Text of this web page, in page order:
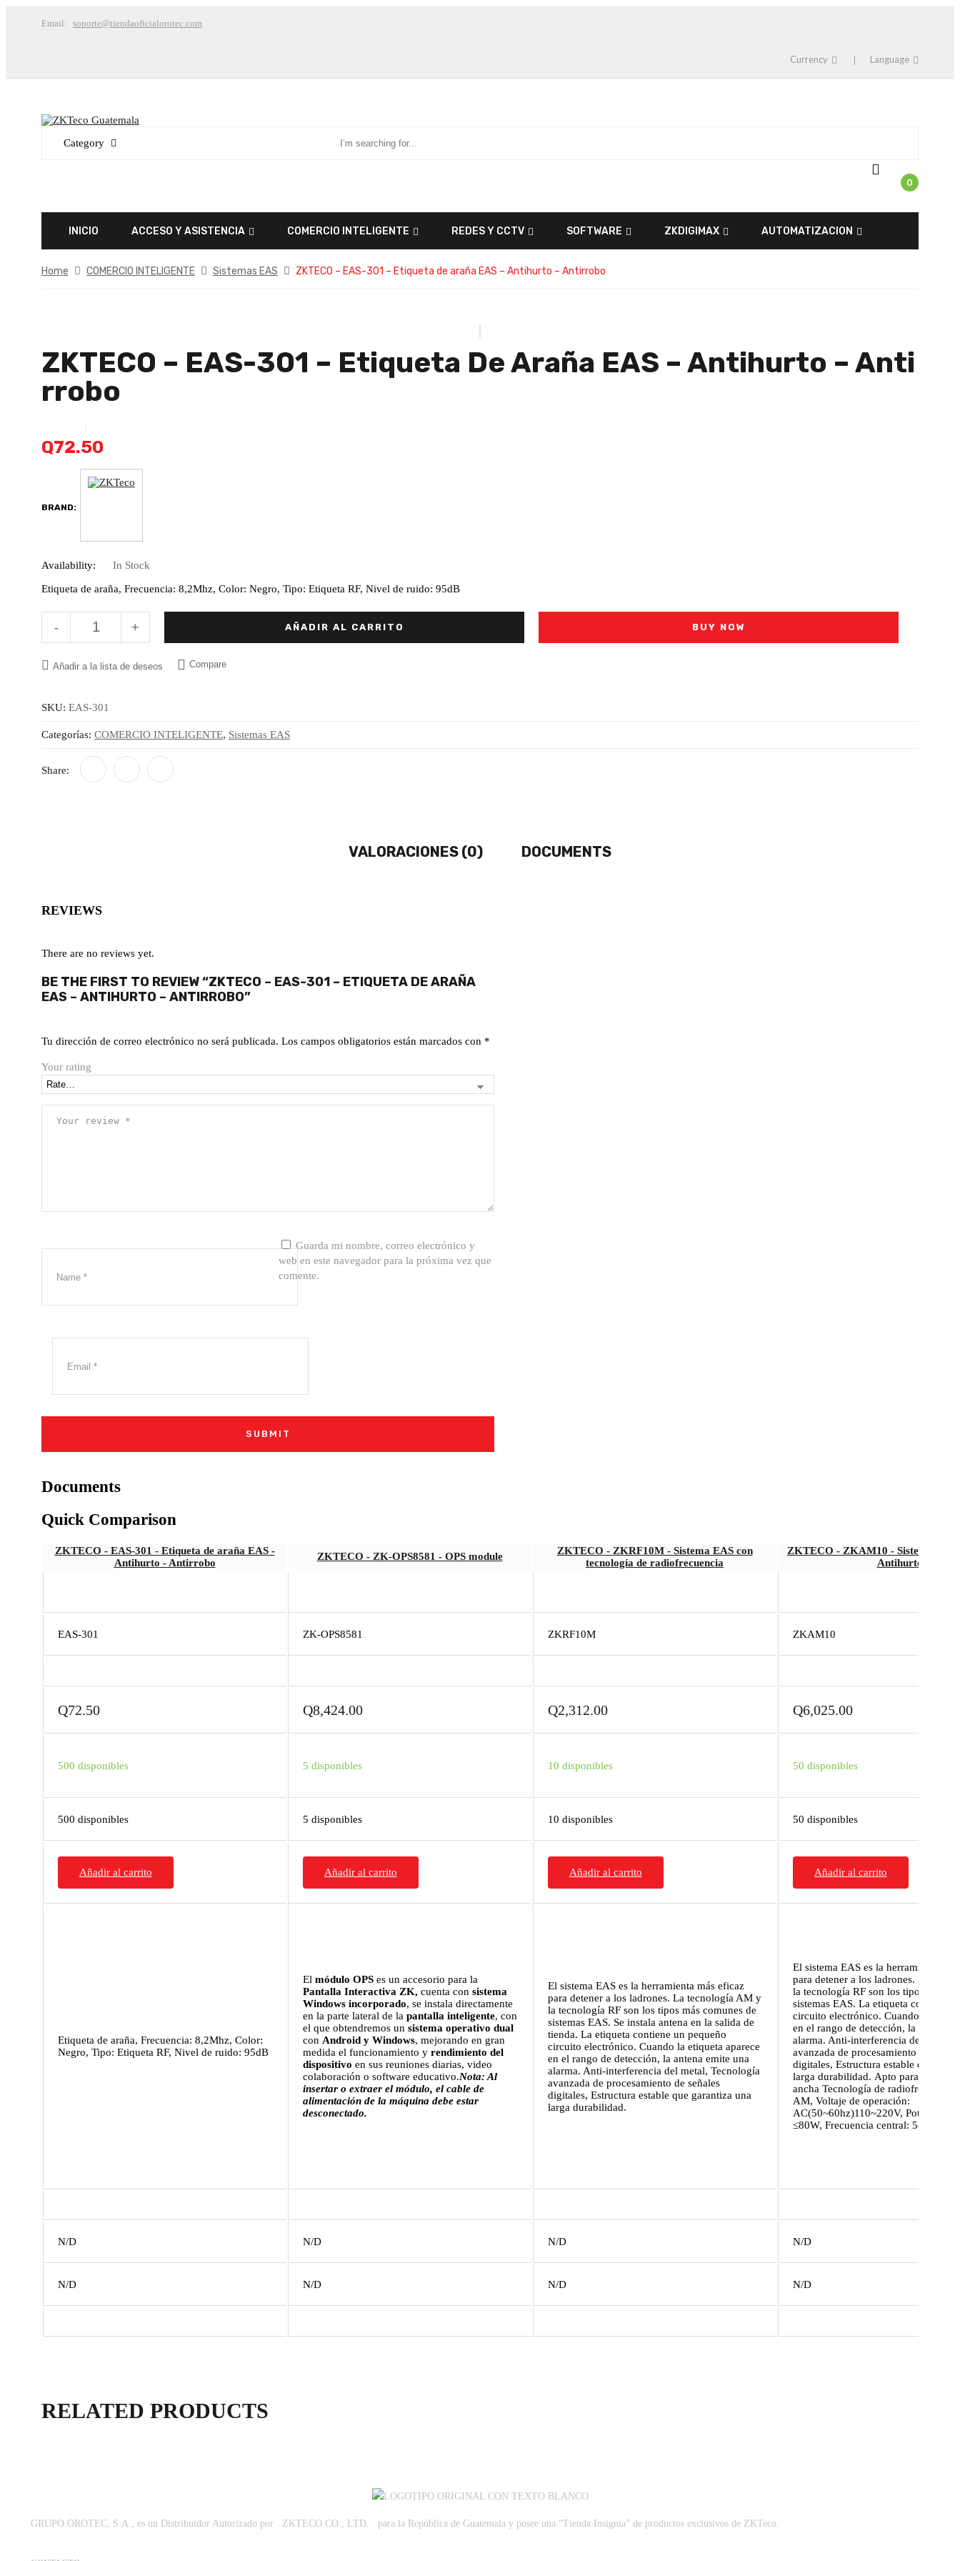
Email: soporte@tiendaoficialorotec.com
Currency Language
Category
0
INICIO ACCESO Y ASISTENCIA COMERCIO INTELIGENTE REDES Y CCTV SOFTWARE ZKDIGIMAX AUTOMATIZACION
Home COMERCIO INTELIGENTE Sistemas EAS ZKTECO – EAS-301 – Etiqueta de araña EAS – Antihurto – Antirrobo
ZKTECO – EAS-301 – Etiqueta De Araña EAS – Antihurto – Anti
Rrobo
Q72.50
BRAND:
Availability: In Stock
Etiqueta de araña, Frecuencia: 8,2Mhz, Color: Negro, Tipo: Etiqueta RF, Nivel de ruido: 95dB
+
EAS-
araña
EAS
Antihurto
Antirrobo
cantidad
- AÑADIR AL CARRITO BUY NOW
Añadir a la lista de deseos Compare
SKU: EAS-301
Categorías: COMERCIO INTELIGENTE, Sistemas EAS
Share:
VALORACIONES (0) DOCUMENTS
REVIEWS
There are no reviews yet.
BE THE FIRST TO REVIEW “ZKTECO – EAS-301 – ETIQUETA DE ARAÑA
EAS – ANTIHURTO – ANTIRROBO”
Tu dirección de correo electrónico no será publicada. Los campos obligatorios están marcados con *
Your rating
Guarda mi nombre, correo electrónico y
web en este navegador para la próxima vez que
comente.
Documents
Quick Comparison
ZKTECO - EAS-301 - Etiqueta de araña EAS -
Antihurto - Antirrobo
ZKTECO - ZK-OPS8581 - OPS module
ZKTECO - ZKRF10M - Sistema EAS con
tecnología de radiofrecuencia
ZKTECO - ZKAM10 - Sistema
Antihurto
EAS-301 ZK-OPS8581 ZKRF10M ZKAM10
Q72.50 Q8,424.00 Q2,312.00 Q6,025.00
500 disponibles 5 disponibles 10 disponibles 50 disponibles
500 disponibles 5 disponibles 10 disponibles 50 disponibles
Añadir al carrito Añadir al carrito Añadir al carrito Añadir al carrito
Etiqueta de araña, Frecuencia: 8,2Mhz, Color:
Negro, Tipo: Etiqueta RF, Nivel de ruido: 95dB
El módulo OPS es un accesorio para la
Pantalla Interactiva ZK, cuenta con sistema
Windows incorporado, se instala directamente
en la parte lateral de la pantalla inteligente, con
el que obtendremos un sistema operativo dual
con Android y Windows, mejorando en gran
medida el funcionamiento y rendimiento del
dispositivo en sus reuniones diarias, video
colaboración o software educativo.Nota: Al
insertar o extraer el módulo, el cable de
alimentación de la máquina debe estar
desconectado.
El sistema EAS es la herramienta más eficaz
para detener a los ladrones. La tecnología AM y
la tecnología RF son los tipos más comunes de
sistemas EAS. Se instala antena en la salida de
tienda. La etiqueta contiene un pequeño
circuito electrónico. Cuando la etiqueta aparece
en el rango de detección, la antena emite una
alarma. Anti-interferencia del metal, Tecnología
avanzada de procesamiento de señales
digitales, Estructura estable que garantiza una
larga durabilidad.
El sistema EAS es la herramienta
para detener a los ladrones. La
la tecnología RF son los tipos más
sistemas EAS. La etiqueta contiene
circuito electrónico. Cuando la
en el rango de detección, la antena
alarma. Anti-interferencia del metal,
avanzada de procesamiento de
digitales, Estructura estable que
larga durabilidad. Apto para entrada
ancha Tecnología de radiofrecuencia
AM, Voltaje de operación:
AC(50~60hz)110~220V, Potencia
≤80W, Frecuencia central: 58 kh.
N/D N/D N/D N/D
N/D N/D N/D N/D
RELATED PRODUCTS
GRUPO OROTEC, S.A., es un Distribuidor Autorizado por ZKTECO CO., LTD. para la República de Guatemala y posee una “Tienda Insignia” de productos exclusivos de ZKTeco.